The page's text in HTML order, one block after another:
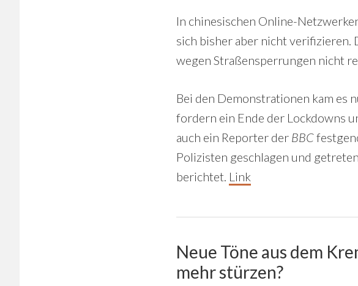
In chinesischen Online-
sich bisher aber nicht verifizieren.
wegen Straßensperrungen nicht
Bei den Demonstrationen kam es
fordern ein Ende der Lockdowns
auch ein Reporter der BBC
Polizisten geschlagen und
berichtet. Link
Neue Töne aus dem
mehr stürzen?